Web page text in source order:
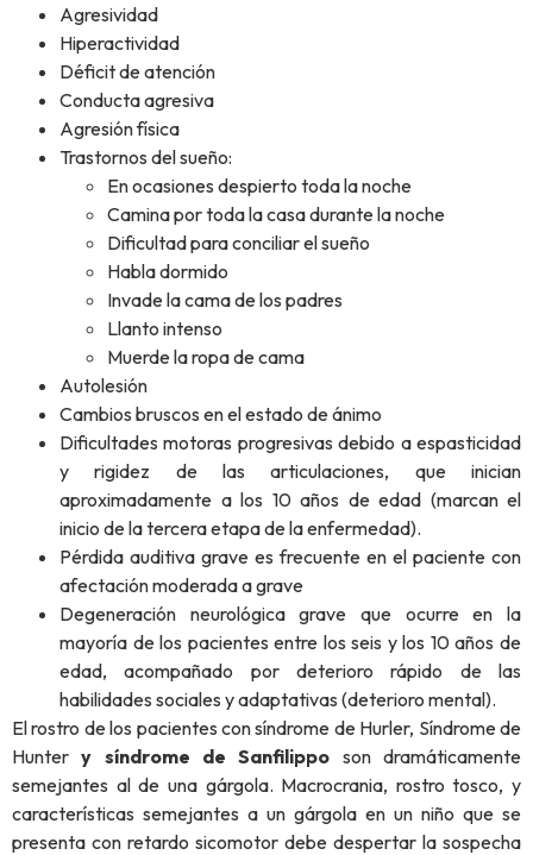
Agresividad
Hiperactividad
Déficit de atención
Conducta agresiva
Agresión física
Trastornos del sueño:
En ocasiones despierto toda la noche
Camina por toda la casa durante la noche
Dificultad para conciliar el sueño
Habla dormido
Invade la cama de los padres
Llanto intenso
Muerde la ropa de cama
Autolesión
Cambios bruscos en el estado de ánimo
Dificultades motoras progresivas debido a espasticidad
y rigidez de las articulaciones, que inician
aproximadamente a los 10 años de edad (marcan el
inicio de la tercera etapa de la enfermedad).
Pérdida auditiva grave es frecuente en el paciente con
afectación moderada a grave
Degeneración neurológica grave que ocurre en la
mayoría de los pacientes entre los seis y los 10 años de
edad, acompañado por deterioro rápido de las
habilidades sociales y adaptativas (deterioro mental).
El rostro de los pacientes con síndrome de Hurler, Síndrome de
Huntery síndrome de Sanfilippo son dramáticamente
semejantes al de una gárgola. Macrocrania, rostro tosco, y
características semejantes a un gárgola en un niño que se
presenta con retardo sicomotor debe despertar la sospecha